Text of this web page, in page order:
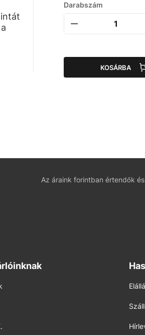
Darabszám
KOSÁRBA
Az áraink forintban értendők